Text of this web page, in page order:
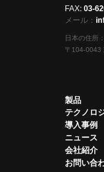
FAX:03-
メール：
日本の住所：
〒104-0043
製品
テクノロ
導入事例
ニュース
会社紹介
お問い合